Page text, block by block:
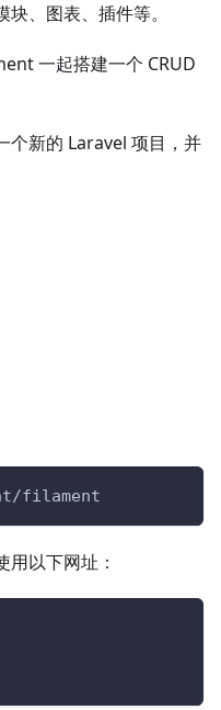
、图表、插件等。
一起搭建一个 CRUD
个新的 Laravel 项目，并
filament
以下网址：